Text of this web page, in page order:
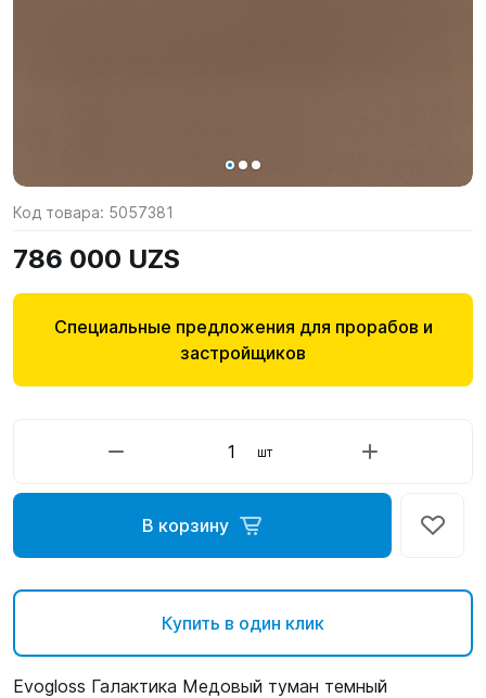
Код товара: 5057381
786 000 UZS
Специальные предложения для прорабов и
застройщиков
шт
В корзину
Купить в один клик
Evogloss Галактика Медовый туман темный